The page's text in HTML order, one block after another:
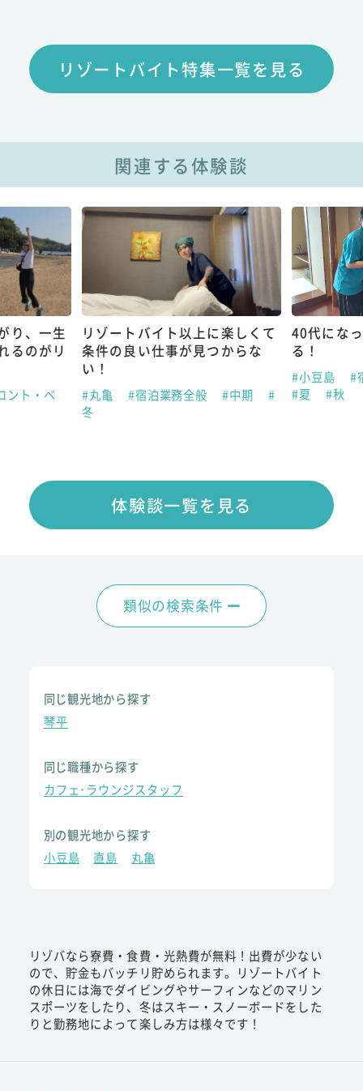
リゾートバイト特集一覧を見る
関連する体験談
イト以上に楽しくて
仕事が見つからな
泊業務全般 #中期 #
40代になってもチャレンジでき
る！
#宿泊業務全般
#中期
#夏
#秋
体験談一覧を見る
類似の検索条件
同じ観光地から探す
琴平
同じ職種から探す
カフェ･ラウンジスタッフ
別の観光地から探す
小豆島
直島 丸亀
リゾバなら寮費・食費・光熱費が無料！出費が少ない
ので、貯金もバッチリ貯められます。リゾートバイト
の休日には海でダイビングやサーフィンなどのマリン
スポーツをしたり、冬はスキー・スノーボードをした
りと勤務地によって楽しみ方は様々です！